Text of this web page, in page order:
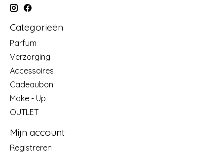
Categorieën
Parfum
Verzorging
Accessoires
Cadeaubon
Make - Up
OUTLET
Mijn account
Registreren